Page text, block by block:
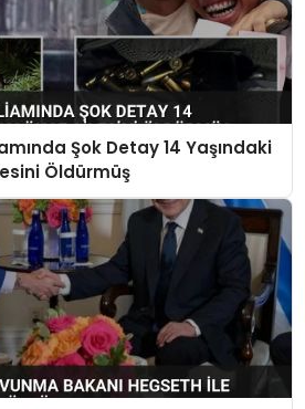
Şok Detay 14 Yaşındaki
Öldürmüş